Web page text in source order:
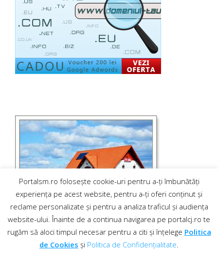
Portalsm.ro folosește cookie-uri pentru a-ți îmbunătăți
experiența pe acest website, pentru a-ți oferi conținut și
reclame personalizate și pentru a analiza traficul și audiența
website-ului. Înainte de a continua navigarea pe portalcj.ro te
rugăm să aloci timpul necesar pentru a citi și înțelege Politica
de Cookies și Politica de Confidențialitate.